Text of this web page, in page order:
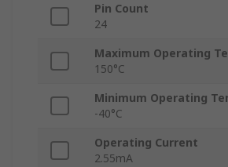
Pin Count
24
Maximum Operating
150°C
Minimum Operating
-40°C
Operating Current
2.55mA